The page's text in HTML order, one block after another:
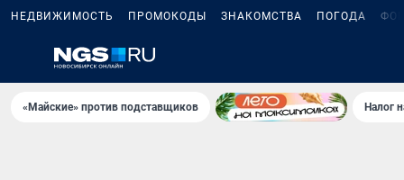
НЕДВИЖИМОСТЬ ПРОМОКОДЫ ЗНАКОМСТВА ПОГОДА
«Майские» против подставщиков Налог